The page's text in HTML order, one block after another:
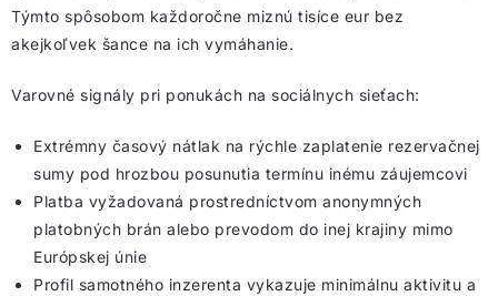
Týmto spôsobom každoročne miznú tisíce eur bez
akejkoľvek šance na ich vymáhanie.
Varovné signály pri ponukách na sociálnych sieťach:
Extrémny časový nátlak na rýchle zaplatenie rezervačnej
sumy pod hrozbou posunutia termínu inému záujemcovi
Platba vyžadovaná prostredníctvom anonymných
platobných brán alebo prevodom do inej krajiny mimo
Európskej únie
Profil samotného inzerenta vykazuje minimálnu aktivitu a